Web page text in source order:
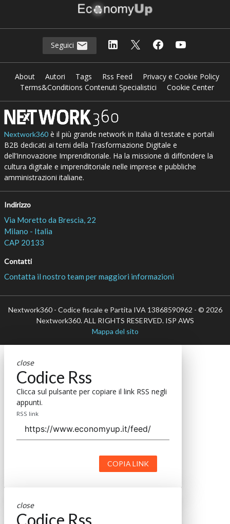
Seguici
About Autori Tags Rss Feed
Privacy e Cookie Policy
Terms&Conditions Contenuti Specialistici
Cookie Center
Nextwork360è il più grande network in Italia di testate e portali
B2B dedicati ai temi della Trasformazione Digitale e
dell’Innovazione Imprenditoriale. Ha la missione di diffondere la
cultura digitale e imprenditoriale nelle imprese e pubbliche
amministrazioni italiane.
Indirizzo
Via Moretto da Brescia, 22
Milano - Italia
CAP 20133
Contatti
Contatta il nostro team per maggiori informazioni
Nextwork360 - Codice fiscale e Partita IVA 13868590962 - © 2026
Nextwork360. ALL RIGHTS RESERVED. ISP AWS
Mappa del sito
close
Codice Rss
Clicca sul pulsante per copiare il link RSS negli
appunti.
RSS link
COPIA LINK
close
Codice Rss